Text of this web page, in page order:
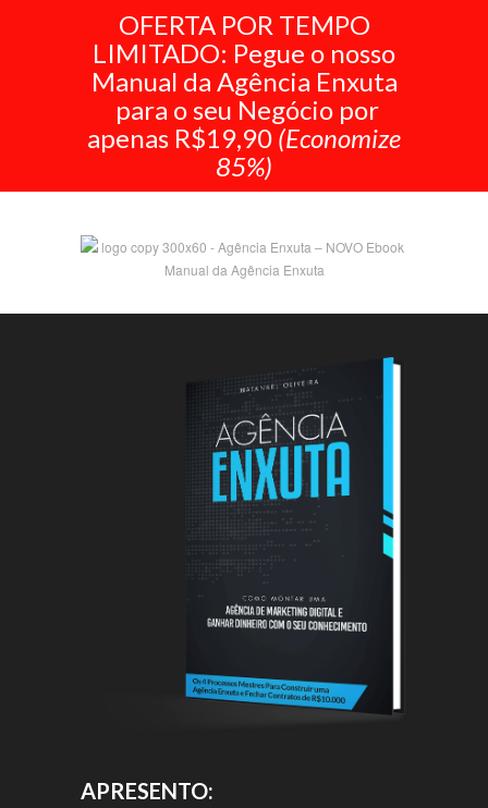
OFERTA POR TEMPO
LIMITADO: Pegue o nosso
Manual da Agência Enxuta
para o seu Negócio por
apenas R$19,90 (Economize
85%)
APRESENTO: